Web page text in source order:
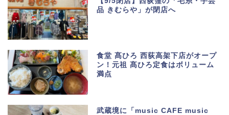
品 きむらや」が閉店へ
食堂 髙ひろ 西荻高架下店がオープ
ン！元祖 髙ひろ定食はボリューム
満点
武蔵境に「music CAFE music